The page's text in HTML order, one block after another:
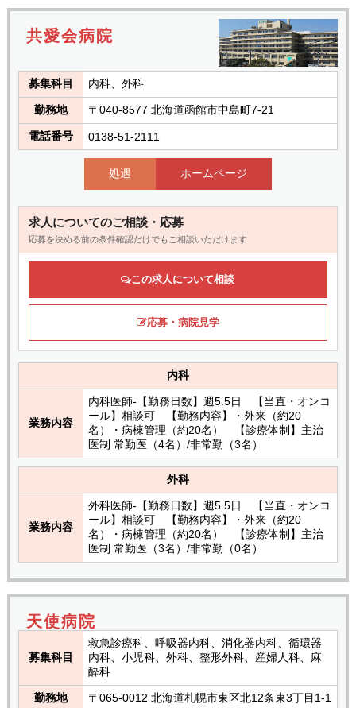
共愛会病院
募集科目 内科、外科
勤務地 〒040-8577 北海道函館市中島町7-21
電話番号 0138-51-2111
処遇 ホームページ
求人についてのご相談・応募
応募を決める前の条件確認だけでもご相談いただけます
この求人について相談
応募・病院見学
内科
業務内容
内科医師-【勤務日数】週5.5日 【当直・オンコ
ール】相談可 【勤務内容】・外来（約20
名）・病棟管理（約20名） 【診療体制】主治
医制 常勤医（4名）/非常勤（3名）
外科
業務内容
外科医師-【勤務日数】週5.5日 【当直・オンコ
ール】相談可 【勤務内容】・外来（約20
名）・病棟管理（約20名） 【診療体制】主治
医制 常勤医（3名）/非常勤（0名）
天使病院
募集科目
救急診療科、呼吸器内科、消化器内科、循環器
内科、小児科、外科、整形外科、産婦人科、麻
酔科
勤務地 〒065-0012 北海道札幌市東区北12条東3丁目1-1